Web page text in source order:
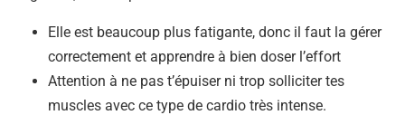
Elle est beaucoup plus fatigante, donc il faut la gérer
correctement et apprendre à bien doser l’effort
Attention à ne pas t’épuiser ni trop solliciter tes
muscles avec ce type de cardio très intense.